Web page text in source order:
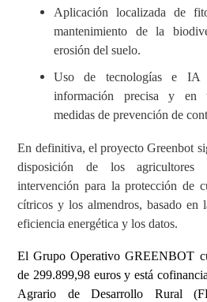
Aplicación localizada de
mantenimiento de la
erosión del suelo.
Uso de tecnologías e IA
información precisa y en
medidas de prevención de
En definitiva, el proyecto Greenbot
disposición de los
intervención para la protección de
cítricos y los almendros, basado en
eficiencia energética y los datos.
El Grupo Operativo GREENBOT
de 299.899,98 euros y está
Agrario de Desarrollo Rural